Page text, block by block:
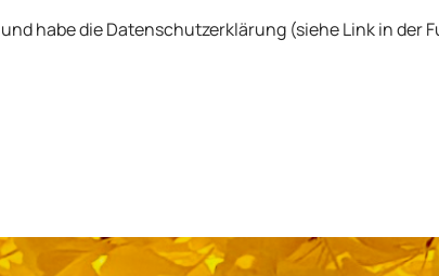
habe die Datenschutzerklärung (siehe Link in der